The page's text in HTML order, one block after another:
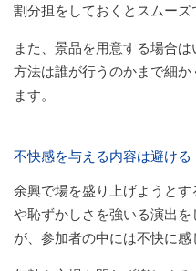
割分担をしておくとスムーズ
また、景品を用意する場合
方法は誰が行うのかまで細
ます。
不快感を与える内容は避ける
余興で場を盛り上げようと
や恥ずかしさを強いる演出
が、参加者の中には不快に感